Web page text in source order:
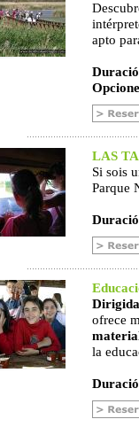
apto
LAS
Si sois
Parque
ofrece
la